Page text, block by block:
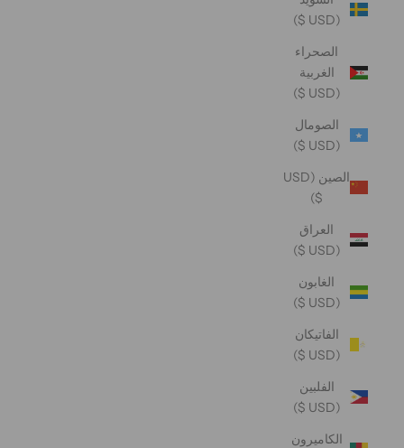
(USD $)
الصحراء
الغربية
(USD $)
الصومال
(USD $)
الصين (USD
$)
العراق
(USD $)
الغابون
(USD $)
الفاتيكان
(USD $)
الفلبين
(USD $)
الكاميرون